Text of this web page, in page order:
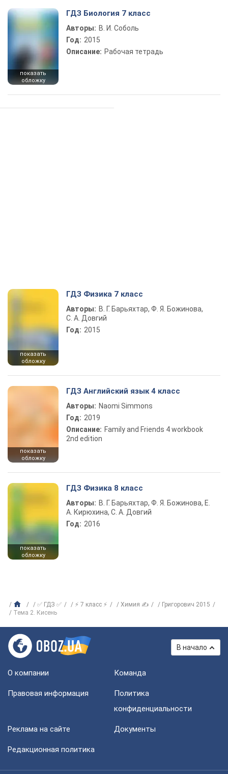
показать
обложку
ГДЗ Биология 7 класс
Авторы: В. И. Соболь
Год: 2015
Описание: Рабочая тетрадь
показать
обложку
ГДЗ Физика 7 класс
Авторы: В. Г. Барьяхтар, Ф. Я. Божинова,
С. А. Довгий
Год: 2015
показать
обложку
ГДЗ Английский язык 4 класс
Авторы: Naomi Simmons
Год: 2019
Описание: Family and Friends 4 workbook
2nd edition
показать
обложку
ГДЗ Физика 8 класс
Авторы: В. Г. Барьяхтар, Ф. Я. Божинова, Е.
А. Кирюхина, С. А. Довгий
Год: 2016
✅ ГДЗ ✅ ⚡ 7 класс ⚡ Химия ✍
Григорович 2015
Тема 2. Кисень
В начало
О компании Команда
Правовая информация
Политика
конфиденциальности
Реклама на сайте Документы
Редакционная политика